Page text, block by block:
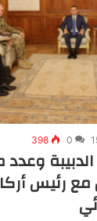
0
398
رئيس